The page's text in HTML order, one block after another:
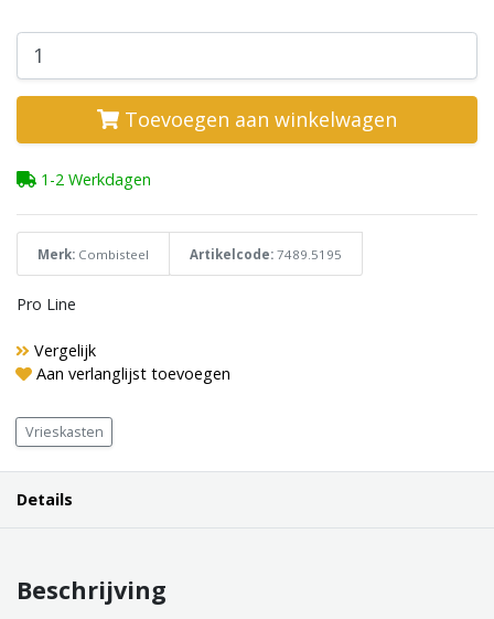
Toevoegen aan winkelwagen
1-2 Werkdagen
Merk: Combisteel Artikelcode: 7489.5195
Pro Line
Vergelijk
Aan verlanglijst toevoegen
Vrieskasten
Details
Beschrijving